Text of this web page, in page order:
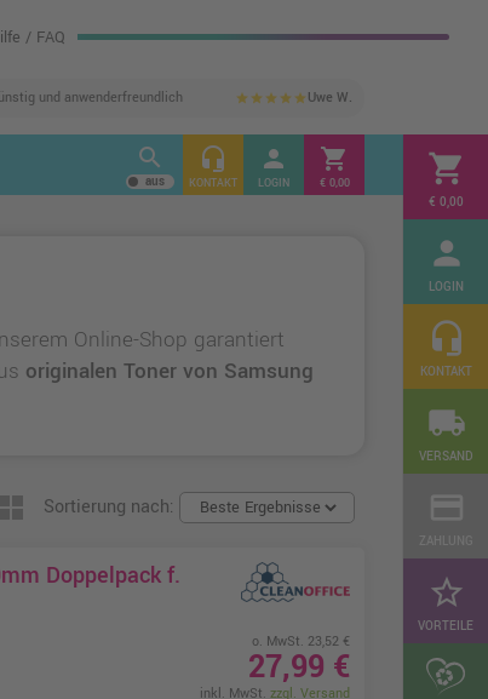
/ FAQ
und anwenderfreundlich star star star star star Uwe W.
shopping_cart
€ 0,00
person
LOGIN
headset_mic
KONTAKT
local_shipping
VERSAND
star_border
VORTEILE
search headset_mic
KONTAKT
person
LOGIN
shopping_cart
€ 0,00
Online-Shop garantiert
originalen Toner von Samsung
Sortierung nach:
Doppelpack f.
o. MwSt. 23,52 €
27,99 €
inkl. MwSt. zzgl. Versand